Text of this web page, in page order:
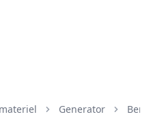
generator